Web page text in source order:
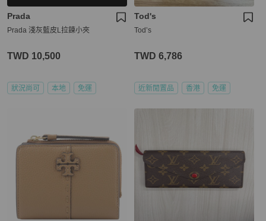
Prada
Prada 淺灰藍皮L拉鍊小夾
TWD 10,500
狀況尚可 本地 免運
Tod's
Tod’s
TWD 6,786
近新閒置品 香港 免運